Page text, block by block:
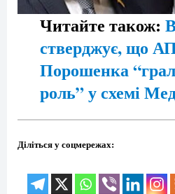
Читайте також:
стверджує, що
Порошенка
роль” у схемі
Діліться у соцмережах: